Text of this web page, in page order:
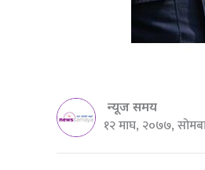
न्यूज समय
१२ माघ, २०७७,